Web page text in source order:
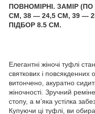
ПОВНОМІРНІ. ЗАМІР (ПО
СМ, 38 — 24,5 СМ, 39 —
ПІДБОР 8.5 СМ.
Елегантні жіночі туфлі
святкових і повсякденних
витончено, акуратно
жіночності. Зручний
стопу, а м’яка устілка
Купуючи ці туфлі, ви